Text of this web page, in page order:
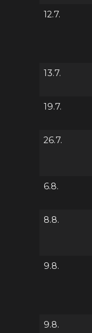
12.7.
13.7.
19.7.
26.7.
6.8.
8.8.
9.8.
9.8.